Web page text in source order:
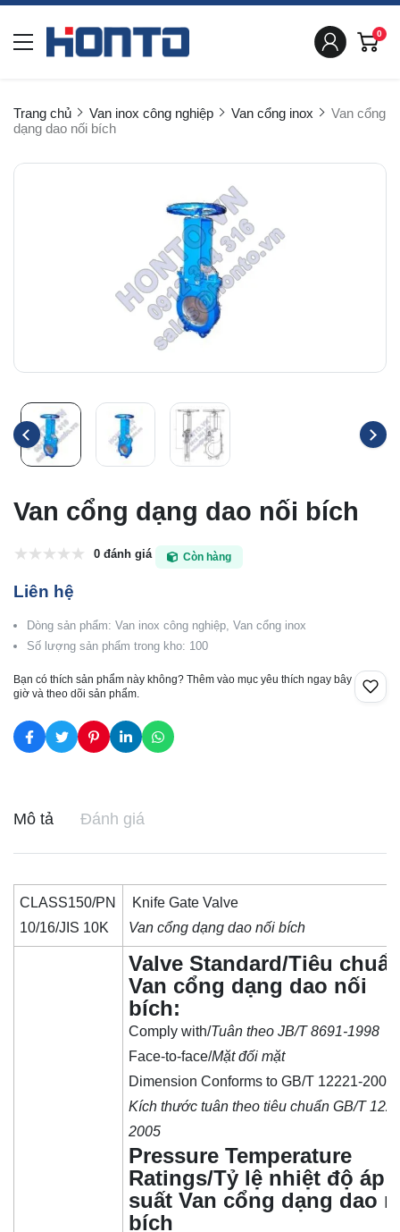
0
Trang chủ Van inox công nghiệp Van cổng inox
Van cổng
dạng dao nối bích
Van cổng dạng dao nối bích
0 đánh giá Còn hàng
Liên hệ
Dòng sản phẩm: Van inox công nghiệp, Van cổng inox
Số lượng sản phẩm trong kho: 100
Bạn có thích sản phẩm này không? Thêm vào mục yêu thích ngay bây
giờ và theo dõi sản phẩm.
Mô tả Đánh giá
CLASS150/PN
10/16/JIS 10K
Knife Gate Valve
Van cổng dạng dao nối bích
Valve Standard/Tiêu
Van cổng dạng dao nối
bích:
Comply with/Tuân theo JB/T 8691-1998
Face-to-face/Mặt đối mặt
Dimension Conforms to GB/T 12221-2005
Kích thước tuân theo tiêu chuẩn GB/T
2005
Pressure Temperature
Ratings/Tỷ lệ nhiệt độ áp
suất Van cổng dạng dao
bích